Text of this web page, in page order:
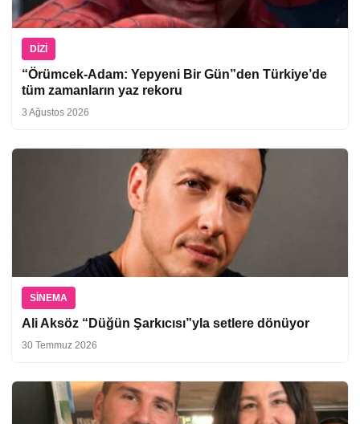
DIZI
“Örümcek-Adam: Yepyeni Bir Gün”den Türkiye’de
tüm zamanların yaz rekoru
3 Ağustos 2026
SINEMA
Ali Aksöz “Düğün Şarkıcısı”yla setlere dönüyor
30 Temmuz 2026